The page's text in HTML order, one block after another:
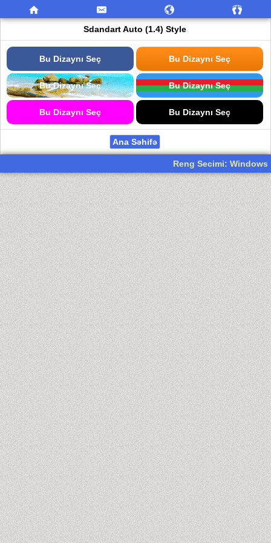
Sdandart Auto (1.4) Style
Bu Dizaynı Seç Bu Dizaynı Seç
Bu Dizaynı Seç Bu Dizaynı Seç
Bu Dizaynı Seç Bu Dizaynı Seç
Ana Səhifə
Reng Secimi: Windows